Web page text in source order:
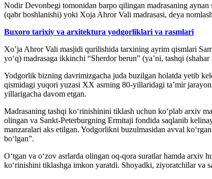
Nodir Devonbegi tomonidan barpo qilingan madrasaning
(qabr boshlanishi) yoki Xoja Ahror Vali madrasasi, deya
Buxoro tarixiy va arxitektura yodgorliklari va rasmlari
Xo’ja Ahror Vali masjidi qurilishida tarxining ayrim qismlari
yo‘q) madrasaga ikkinchi “Sherdor berun” (ya’ni, tashqi
Yodgorlik bizning davrimizgacha juda buzilgan holatda yetib
qismidagi yuqori yuzasi XX asrning 80-yillaridagi ta’mir
yillarigacha davom etgan.
Madrasaning tashqi ko‘rinishinini tiklash uchun ko‘plab arxiv
olingan va Sankt-Peterburgning Ermitaji fondida saqlanib
manzaralari aks etilgan. Yodgorlikni buzulmasidan avval
bo‘lgan”.
O‘tgan va o‘zov asrlarda olingan oq-qora suratlar hamda
ko‘rinishini tiklashga imkon yaratdi. Shoyadki, ziyoratchilar va